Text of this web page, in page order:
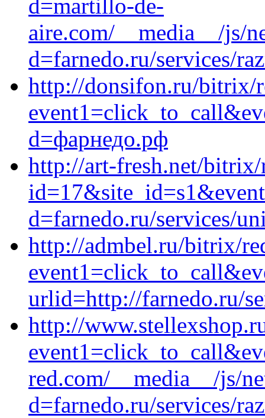
d=martillo-de-
aire.com/__media__/js/
d=farnedo.ru/services/
http://donsifon.ru/bitrix/
d=фарнедо.рф
http://art-fresh.net/
d=farnedo.ru/services/
http://admbel.ru/bitrix/
urlid=http://farnedo.ru/
http://
red.com/__media__/js/
d=farnedo.ru/services/